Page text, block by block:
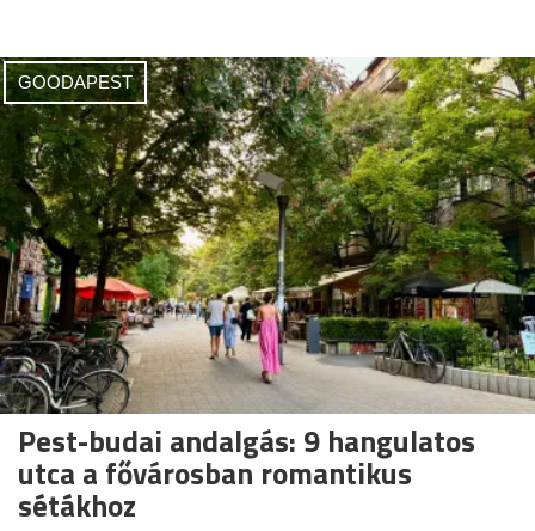
GOODAPEST
Pest-budai andalgás: 9 hangulatos
utca a fővárosban romantikus
sétákhoz